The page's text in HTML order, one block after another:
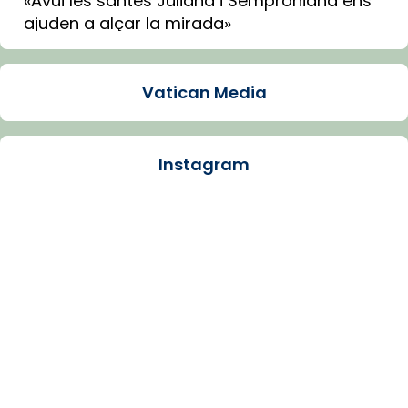
ajuden a alçar la mirada»
Mons. Sergi Gordo, bisbe de Tortosa, ha
Santes de Mataró.
🔗tinyurl.com/cvu5jmbk
Vatican Media
Instagram